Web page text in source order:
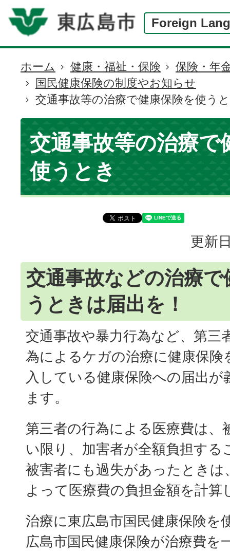
Foreign
現
在
の
位
置
ホーム 健康・福祉・保険
保険・年
国民健康保険の制度やお知らせ
交通事故等の治療で健康保険を使う
交通事故等の治療で
使うとき
更新
交通事故などの治療で
うときは届出を！
交通事故や暴力行為など、第三
為によるケガの治療に健康保険
入している健康保険への届出
ます。
第三者の行為による医療費は、
い限り、加害者が全額負担する
被害者にも過失があったときは
よって医療費の負担金額を計算
治療に東広島市国民健康保険を
広島市国民健康保険が治療費を